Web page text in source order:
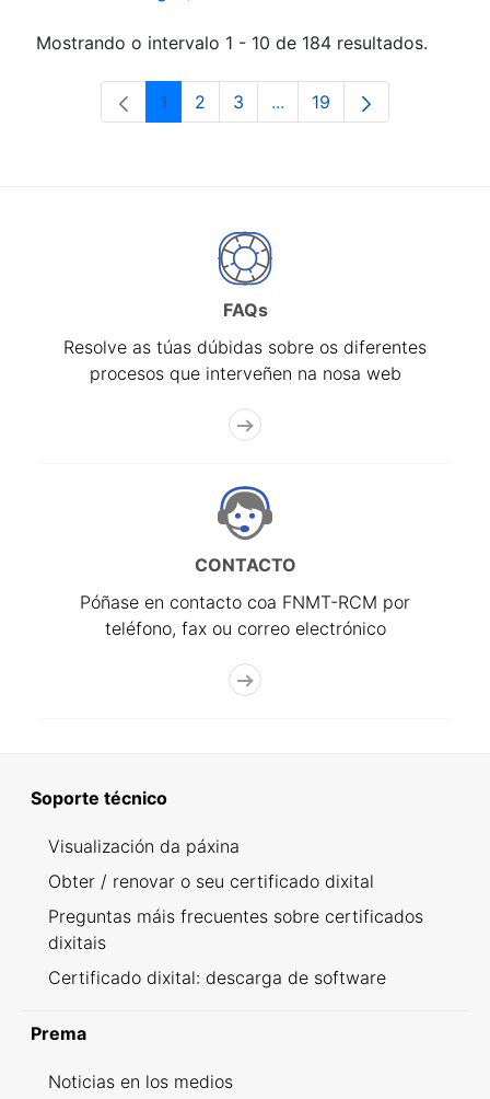
Mostrando o intervalo 1 - 10 de 184 resultados.
Páxina
1 Páxina
2 Páxina
3 ...Páxinas intermedias Use
Páxina
19
FAQs
Resolve as túas dúbidas sobre os diferentes
procesos que interveñen na nosa web
CONTACTO
Póñase en contacto coa FNMT-RCM por
teléfono, fax ou correo electrónico
Soporte técnico
Visualización da páxina
Obter / renovar o seu certificado dixital
Preguntas máis frecuentes sobre certificados
dixitais
Certificado dixital: descarga de software
Prema
Noticias en los medios